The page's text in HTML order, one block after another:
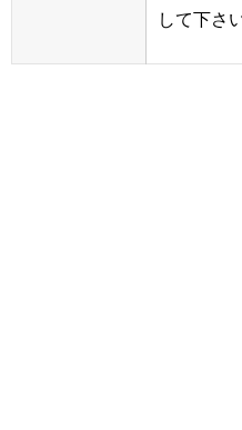
して下さ